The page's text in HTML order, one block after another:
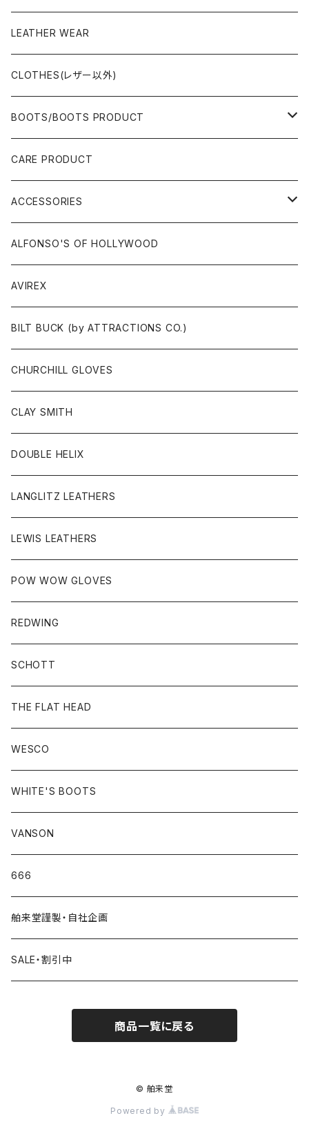
LEATHER WEAR
CLOTHES(レザー以外)
BOOTS/BOOTS PRODUCT
BOOTS
ACCESSORIES
SOX
CARE PRODUCT
ACCESSORIES
GLOVES
BELT
BAG/WALLET/CASE
PATCH/STICKER
HEAD WEAR
KEY HOB/PIN/ETC
ALFONSO'S OF HOLLYWOOD
AVIREX
BILT BUCK (by ATTRACTIONS CO.)
CHURCHILL GLOVES
CLAY SMITH
DOUBLE HELIX
LANGLITZ LEATHERS
LEWIS LEATHERS
POW WOW GLOVES
REDWING
SCHOTT
THE FLAT HEAD
WESCO
WHITE'S BOOTS
VANSON
666
舶来堂謹製・自社企画
SALE・割引中
商品一覧に戻る
© 舶来堂
Powered by